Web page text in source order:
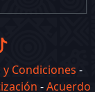
Condiciones -
-Acuerdo